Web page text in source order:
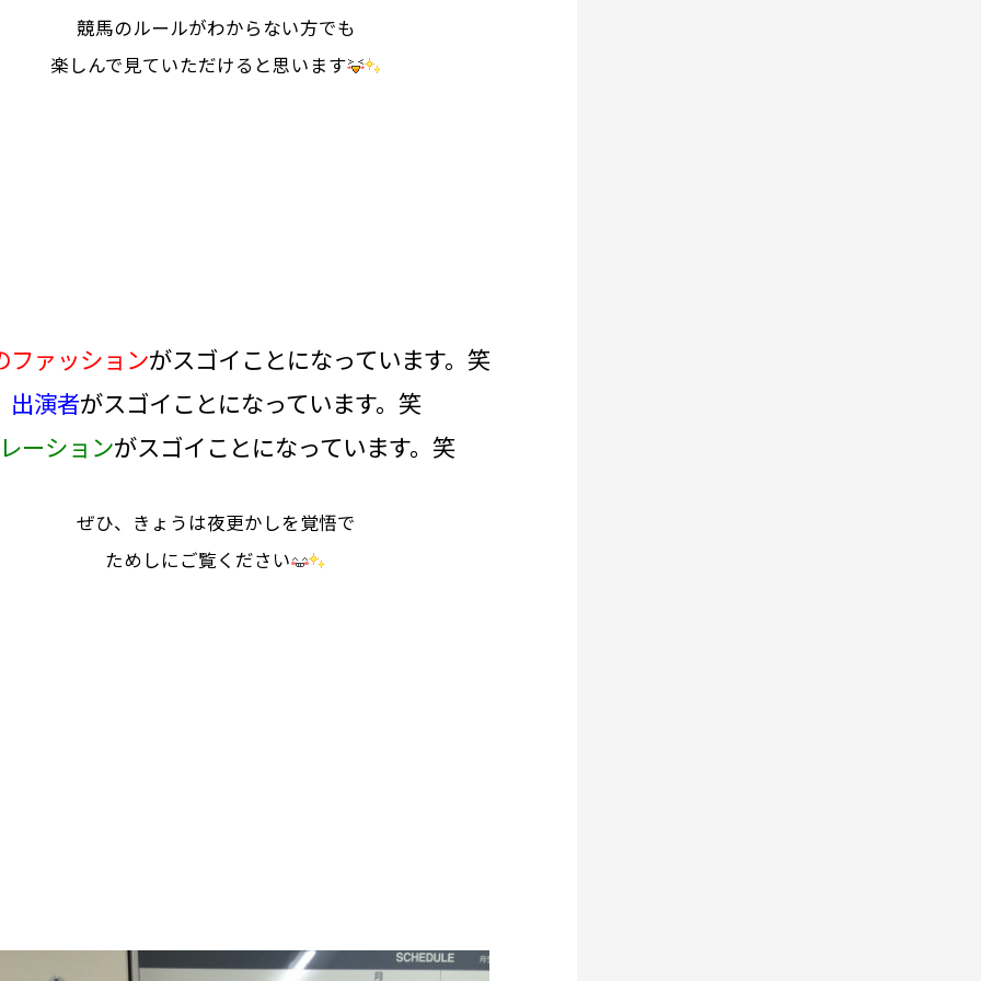
競馬のルールがわからない方でも
楽しんで見ていただけると思います
ファッションがスゴイことになっています。笑
出演者がスゴイことになっています。笑
ーションがスゴイことになっています。笑
ぜひ、きょうは夜更かしを覚悟で
ためしにご覧ください